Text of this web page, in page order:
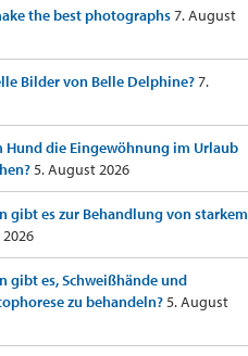
the best photographs7. August
Bilder von Belle Delphine?7.
Hund die Eingewöhnung im Urlaub
5. August 2026
gibt es zur Behandlung von starkem
gibt es, Schweißhände und
zu behandeln?5. August